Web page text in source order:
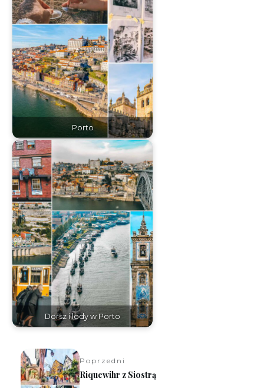
Porto
Miasto
Dorsz i lody w Porto
Poprzedni
Riquewihr z Siostrą